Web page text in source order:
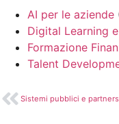
AI per le aziende
Digital Learning
Formazione
Talent